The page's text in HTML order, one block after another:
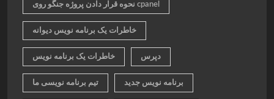
نحوه قرار دادن پروژه جنگو روی cpanel
خاطرات یک برنامه نویس دیوانه
خاطرات یک برنامه نویس دپرس
تیم برنامه نویسی ما برنامه نویس جدید